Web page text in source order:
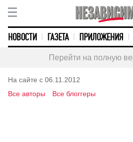
НОВОСТИ ГАЗЕТА ПРИЛОЖЕНИЯ
Перейти на полную
На сайте с 06.11.2012
Все авторы
Все блоггеры